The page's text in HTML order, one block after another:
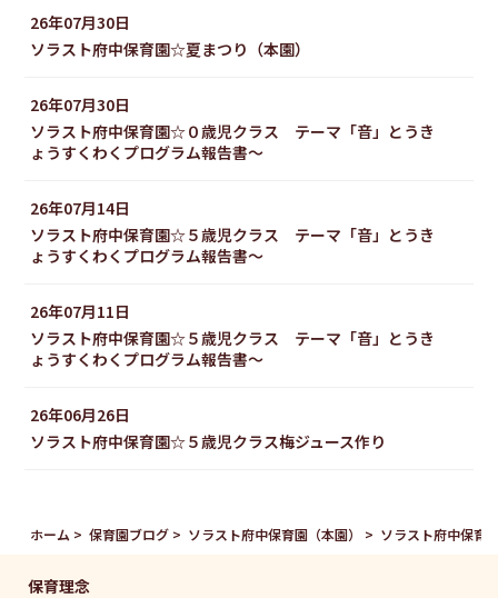
26年07月30日
ソラスト府中保育園☆夏まつり（本園）
26年07月30日
ソラスト府中保育園☆０歳児クラス テーマ「音」とうき
ょうすくわくプログラム報告書～
26年07月14日
ソラスト府中保育園☆５歳児クラス テーマ「音」とうき
ょうすくわくプログラム報告書～
26年07月11日
ソラスト府中保育園☆５歳児クラス テーマ「音」とうき
ょうすくわくプログラム報告書～
26年06月26日
ソラスト府中保育園☆５歳児クラス梅ジュース作り
ホーム 保育園ブログ ソラスト府中保育園（本園） ソラスト府中保
保育理念